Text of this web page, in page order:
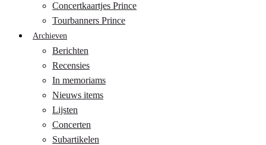
Concertkaartjes Prince
Tourbanners Prince
Archieven
Berichten
Recensies
In memoriams
Nieuws items
Lijsten
Concerten
Subartikelen